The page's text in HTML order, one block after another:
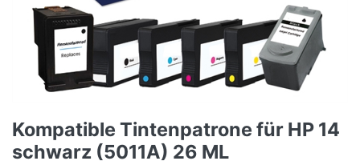
Kompatible Tintenpatrone für HP 14
schwarz (5011A) 26 ML